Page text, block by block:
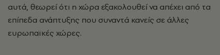
αυτά, θεωρεί ότι η χώρα εξακολουθεί να απέχει από τα
επίπεδα ανάπτυξης που συναντά κανείς σε άλλες
ευρωπαϊκές χώρες.